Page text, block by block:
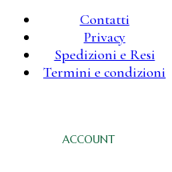
Contatti
Privacy
Spedizioni e Resi
Termini e condizioni
ACCOUNT